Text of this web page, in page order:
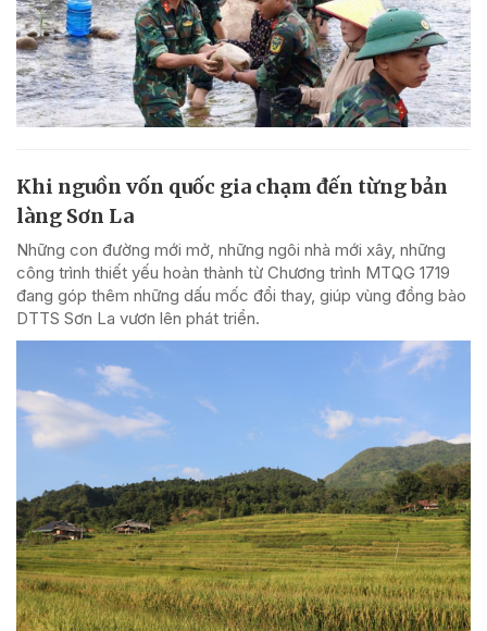
Khi nguồn vốn quốc gia chạm đến từng bản
làng Sơn La
Những con đường mới mở, những ngôi nhà mới xây, những
công trình thiết yếu hoàn thành từ Chương trình MTQG 1719
đang góp thêm những dấu mốc đổi thay, giúp vùng đồng bào
DTTS Sơn La vươn lên phát triển.